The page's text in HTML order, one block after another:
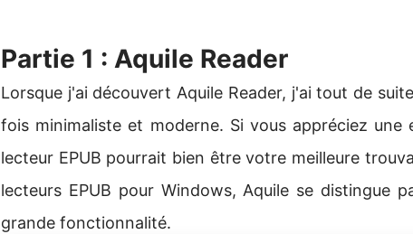
Partie 1 : Aquile Reader
Lorsque j'ai découvert Aquile Reader, j'ai tout de
fois minimaliste et moderne. Si vous appréciez une
lecteur EPUB pourrait bien être votre meilleure
lecteurs EPUB pour Windows, Aquile se distingue
grande fonctionnalité.